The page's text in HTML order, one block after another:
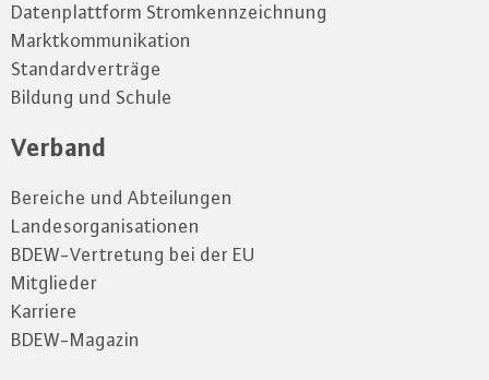
Datenplattform Stromkennzeichnung
Marktkommunikation
Standardverträge
Bildung und Schule
Verband
Bereiche und Abteilungen
Landesorganisationen
BDEW-Vertretung bei der EU
Mitglieder
Karriere
BDEW-Magazin